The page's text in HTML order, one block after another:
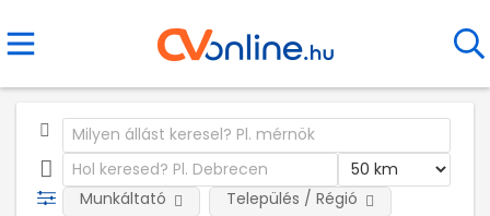
Munkáltató Település / Régió